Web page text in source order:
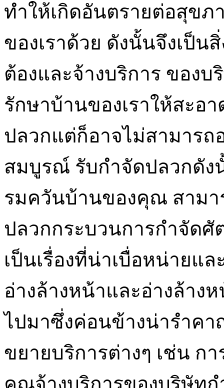
ทำให้เกิดอันตรายต่อสุขภ
ของเราด้วย ดังนั้นจึงเป็
ต้องและจ้างบริการ ของ
รักษาบ้านของเราให้สะอ
ปลวกแต่ก็อาจไม่สามาร
สมบูรณ์ รับกำจัดปลวกดั
รมควันบ้านของคุณ สามา
ปลวกกระบวนการกำจัด
เป็นเรื่องที่น่าเบื่อหน่ายแ
อ่างล้างหน้าและอ่างล้า
ไปมาซึ่งค่อนข้างน่ารำค
ขยายบริการต่างๆ เช่น ก
คุณจ้างบริการของบริษัทก